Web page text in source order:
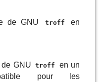
de GNU troff
en
GNU troff
en un
pour les